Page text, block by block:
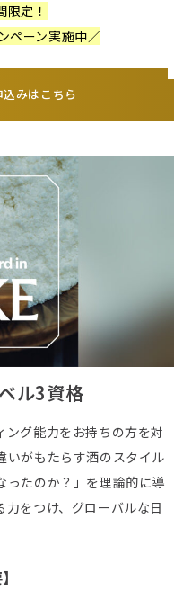
限定！
ペーン実施中／
みはこちら
ル3資格
ング能力をお持ちの方を対
いがもたらす酒のスタイル
ったのか？」を理論的に導
をつけ、グローバルな日